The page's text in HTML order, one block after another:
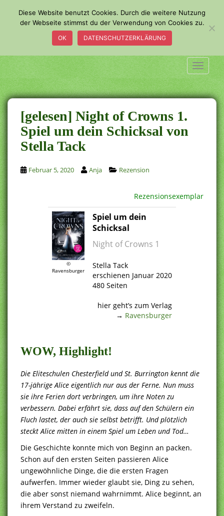
o
a
i
n
c
o
n
t
e
n
t
[gelesen] Night of Crowns 1.
Spiel um dein Schicksal von
Stella Tack
Februar 5, 2020 Anja Rezension
Rezensionsexemplar
©
Ravensburger
Spiel um dein
Schicksal
Night of Crowns 1
Stella Tack
erschienen Januar 2020
480 Seiten
hier geht’s zum Verlag
→ Ravensburger
WOW, Highlight!
Die Eliteschulen Chesterfield und St. Burrington kennt die
17-jährige Alice eigentlich nur aus der Ferne. Nun muss
sie ihre Ferien dort verbringen, um ihre Noten zu
verbessern. Dabei erfährt sie, dass auf den Schülern ein
Fluch lastet, der auch sie selbst betrifft. Und plötzlich
steckt Alice mitten in einem Spiel um Leben und Tod…
Die Geschichte konnte mich von Beginn an packen.
Schon auf den ersten Seiten passieren Alice
ungewöhnliche Dinge, die die ersten Fragen
aufwerfen. Immer wieder glaubt sie, Ding zu sehen,
die aber sonst niemand wahrnimmt. Alice beginnt, an
ihrem Verstand zu zweifeln.
Diese Website benutzt Cookies. Durch die weitere Nutzung
der Webseite stimmst du der Verwendung von Cookies zu.
OK DATENSCHUTZERKLÄRUNG